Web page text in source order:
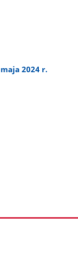
2024 r.